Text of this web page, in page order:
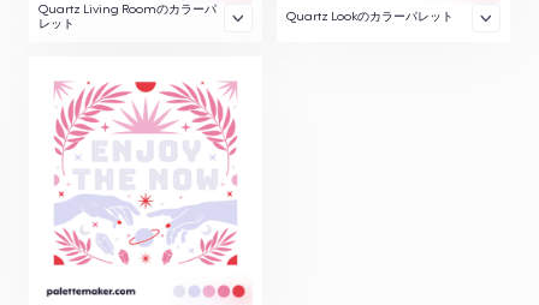
Quartz Living Roomのカラーパ
レット
Quartz Lookのカラーパレット